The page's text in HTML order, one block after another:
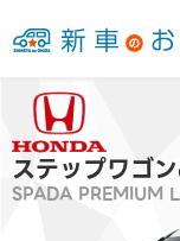
ステップワゴ
SPADA PREMIUM